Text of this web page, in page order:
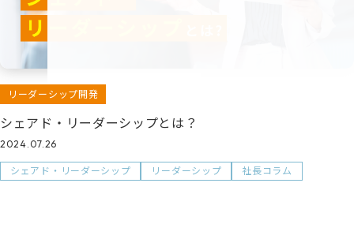
リーダーシップ開発
シェアド・リーダーシップとは？
2024.07.26
シェアド・リーダーシップ リーダーシップ 社長コラム